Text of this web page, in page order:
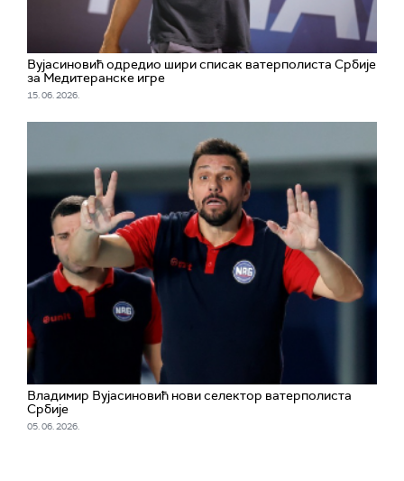
Вујасиновић одредио шири списак ватерполиста Србије
за Медитеранске игре
15. 06. 2026.
Владимир Вујасиновић нови селектор ватерполиста
Србије
05. 06. 2026.